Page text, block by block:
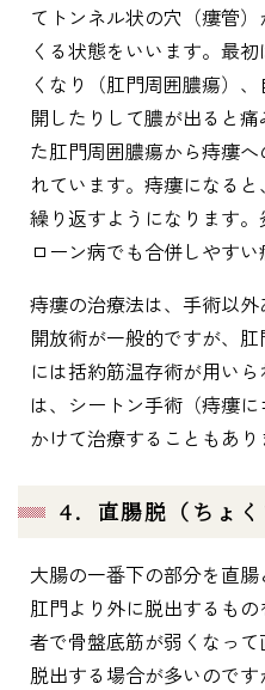
てトンネル状の穴（瘻管
くる状態をいいます。最
くなり（肛門周囲膿瘍）
開したりして膿が出ると
た肛門周囲膿瘍から痔瘻
れています。痔瘻になる
繰り返すようになります
ローン病でも合併しやすい
痔瘻の治療法は、手術以
開放術が一般的ですが、
には括約筋温存術が用い
は、シートン手術（痔瘻
かけて治療することもあり
4．直腸脱（ちょく
大腸の一番下の部分を直
肛門より外に脱出するも
者で骨盤底筋が弱くなっ
脱出する場合が多いので